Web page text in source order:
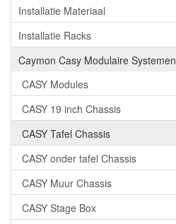
Installatie Materiaal
Installatie Racks
Caymon Casy Modulaire Systemen
CASY Modules
CASY 19 inch Chassis
CASY Tafel Chassis
CASY onder tafel Chassis
CASY Muur Chassis
CASY Stage Box